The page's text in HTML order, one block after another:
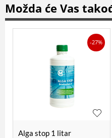
Možda će Vas
-27%
Alga stop 1 litar